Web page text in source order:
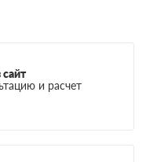
сайт
и расчет